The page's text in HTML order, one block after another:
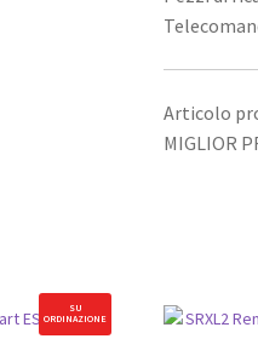
Articolo
MIGLIOR
SU
ORDINAZIONE